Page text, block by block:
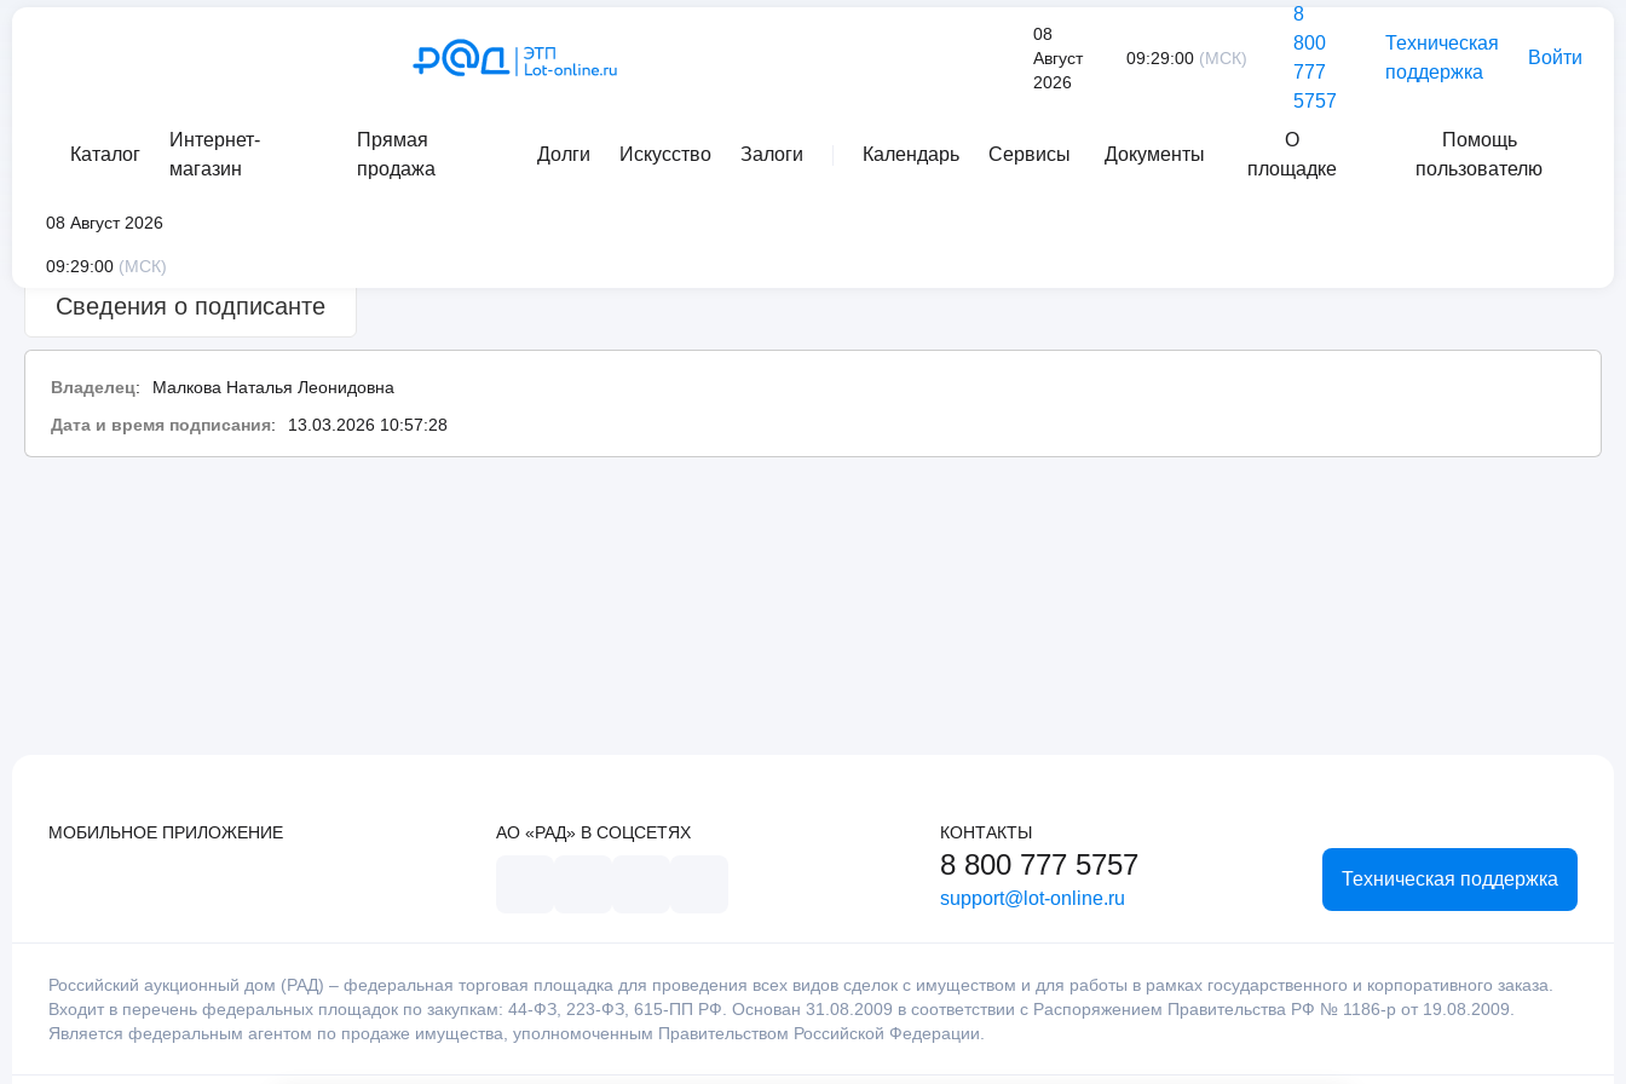
08
Август
2026
09:29:00 (МСК)
8
800
777
5757
Техническая
поддержка
Войти
Каталог
Интернет-
магазин
Прямая
продажа
Долги Искусство Залоги Календарь Сервисы Документы
О
площадке
Помощь
пользователю
08 Август 2026
09:29:00 (МСК)
Сведения о подписанте
Владелец:
Малкова Наталья Леонидовна
Дата и время подписания: 13.03.2026 10:57:28
МОБИЛЬНОЕ ПРИЛОЖЕНИЕ АО «РАД» В СОЦСЕТЯХ КОНТАКТЫ
8 800 777 5757
support@lot-online.ru
Техническая поддержка
Российский аукционный дом (РАД) – федеральная торговая площадка для проведения всех видов сделок с имуществом и для работы в рамках государственного и корпоративного заказа.
Входит в перечень федеральных площадок по закупкам: 44-ФЗ, 223-ФЗ, 615-ПП РФ. Основан 31.08.2009 в соответствии с Распоряжением Правительства РФ № 1186-р от 19.08.2009.
Является федеральным агентом по продаже имущества, уполномоченным Правительством Российской Федерации.